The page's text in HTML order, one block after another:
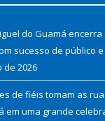
do Guamá encerra
sucesso de público
de 2026
de fiéis tomam as
em uma grande